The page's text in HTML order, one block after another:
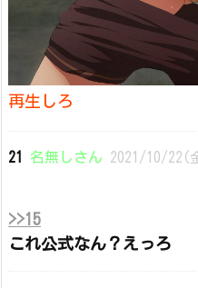
再生しろ
21 名無しさん 2021/10/22(
>>15
これ公式なん？えっろ